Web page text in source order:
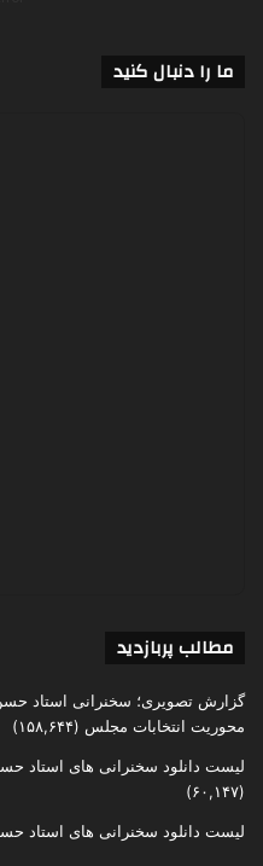
ما را دنبال کنید
مطالب پربازدید
گزارش تصویری؛ سخنرانی استاد
محوریت انتخابات مجلس (۱۵۸,۶۴۴)
لیست دانلود سخنرانی های استاد حسن عباسی
(۶۰,۱۴۷)
لیست دانلود سخنرانی های استاد حسن